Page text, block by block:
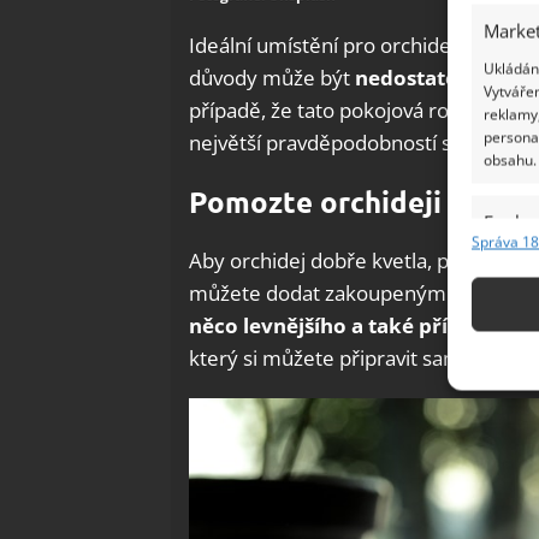
obsahu.
Funkce
Správa
Ideální umístění pro orchidej je na na
důvody může být nedostatek
případě, že tato pokojová rostlina
největší pravděpodobností se
Pomozte orchideji
Aby orchidej dobře kvetla, potřebuje
můžete dodat zakoupenými hnojivy v
něco levnějšího a také
který si můžete připravit sami, a